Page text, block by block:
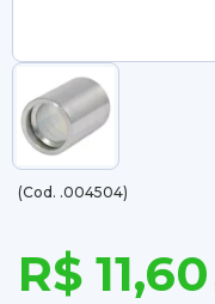
(Cod. .004504)
R$ 11,60